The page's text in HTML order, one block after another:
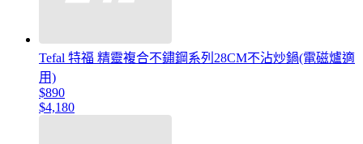
Tefal 特福 精靈複合不鏽鋼系列28CM不沾炒鍋(電磁爐適
用)
$890
$4,180